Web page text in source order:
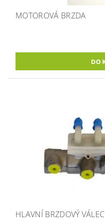
MOTOROVÁ BRZDA
HLAVNÍ BRZDOVÝ VÁLEC